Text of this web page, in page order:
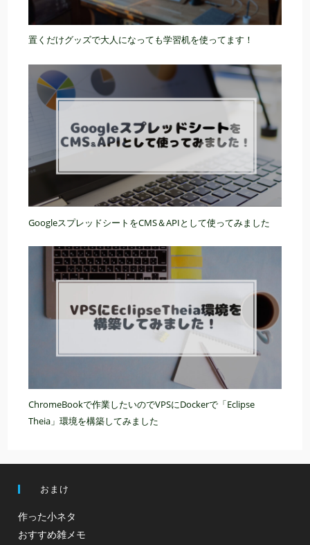
置くだけグッズで大人になっても学習机を使ってます！
GoogleスプレッドシートをCMS＆APIとして使ってみました
ChromeBookで作業したいのでVPSにDockerで「Eclipse
Theia」環境を構築してみました
おまけ
作った小ネタ
おすすめ雑メモ